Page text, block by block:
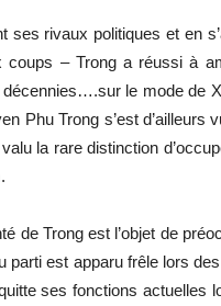
ses rivaux politiques et en
coups – Trong a réussi à
le mode de
Phu Trong s’est
la rare distinction
de Trong est l’objet de
parti est apparu frêle lors
ses fonctions actuelles